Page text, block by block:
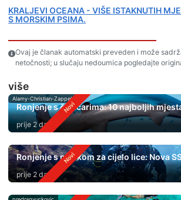
KRALJEVI OCEANA - VIŠE ISTAKNUTIH
S MORSKIM PSIMA.
Ovaj je članak automatski preveden i može
netočnosti; u slučaju nedoumica pogledajte
više
Alamy-Christian-Zappel
Ronjenje s čekićarima: 10 najboljih
prije 2 dana
Ronjenje s maskom za cijelo lice: Nova
prije 2 dana